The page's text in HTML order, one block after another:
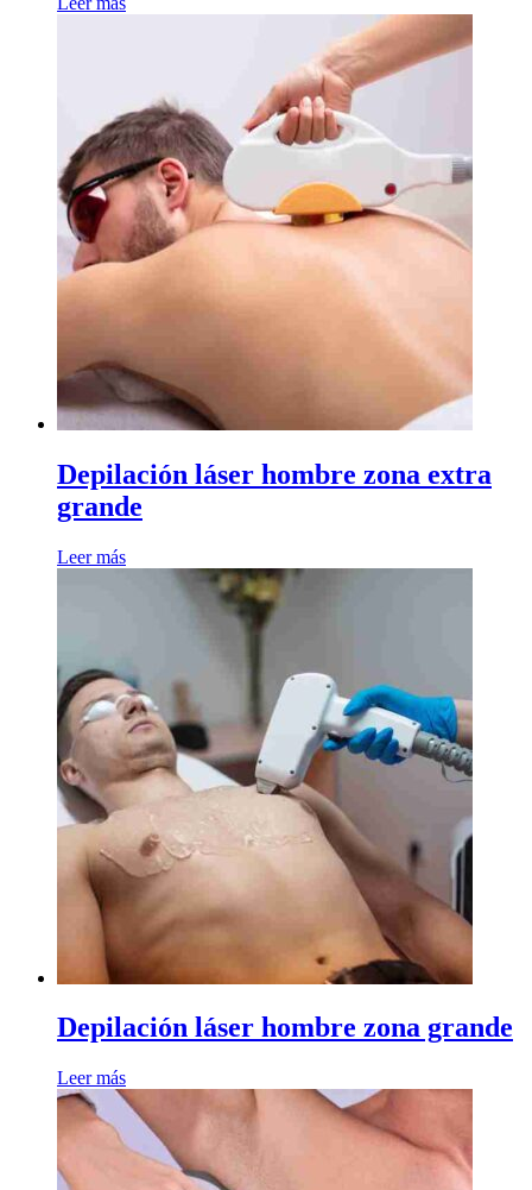
Depilación láser hombre zona extra
grande
Leer más
Depilación láser hombre zona grande
Leer más